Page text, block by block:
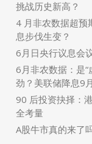
挑战历史新高？
4 月非农数据超预
息步伐生变？
6月日央行议息会
6月非农数据：是“
劲？美联储降息9
90 后投资抉择：
全考量
A股牛市真的来了